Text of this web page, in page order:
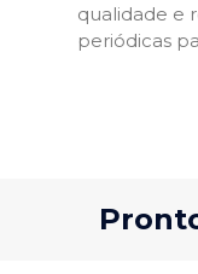
qualidade e
periódicas